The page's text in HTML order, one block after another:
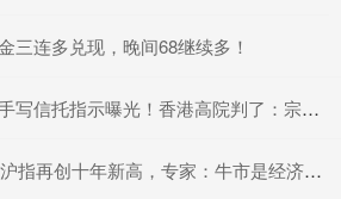
三连多兑现，晚间68继续多！
曝光！香港高院判了：宗馥莉暂不得挪动汇丰账户资产
创十年新高，专家：牛市是经济增长重要引擎